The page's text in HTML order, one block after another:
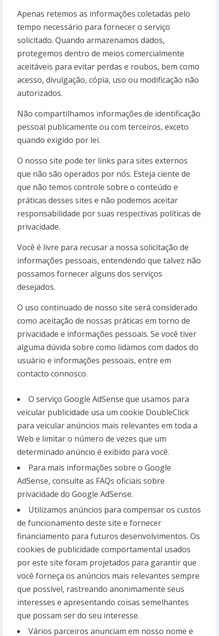
Apenas retemos as informações coletadas pelo
tempo necessário para fornecer o serviço
solicitado. Quando armazenamos dados,
protegemos dentro de meios comercialmente
aceitáveis para evitar perdas e roubos, bem como
acesso, divulgação, cópia, uso ou modificação não
autorizados.
Não compartilhamos informações de identificação
pessoal publicamente ou com terceiros, exceto
quando exigido por lei.
O nosso site pode ter links para sites externos
que não são operados por nós. Esteja ciente de
que não temos controle sobre o conteúdo e
práticas desses sites e não podemos aceitar
responsabilidade por suas respectivas políticas de
privacidade.
Você é livre para recusar a nossa solicitação de
informações pessoais, entendendo que talvez não
possamos fornecer alguns dos serviços
desejados.
O uso continuado de nosso site será considerado
como aceitação de nossas práticas em torno de
privacidade e informações pessoais. Se você tiver
alguma dúvida sobre como lidamos com dados do
usuário e informações pessoais, entre em
contacto connosco.
O serviço Google AdSense que usamos para
veicular publicidade usa um cookie DoubleClick
para veicular anúncios mais relevantes em toda a
Web e limitar o número de vezes que um
determinado anúncio é exibido para você.
Para mais informações sobre o Google
AdSense, consulte as FAQs oficiais sobre
privacidade do Google AdSense.
Utilizamos anúncios para compensar os custos
de funcionamento deste site e fornecer
financiamento para futuros desenvolvimentos. Os
cookies de publicidade comportamental usados
por este site foram projetados para garantir que
você forneça os anúncios mais relevantes sempre
que possível, rastreando anonimamente seus
interesses e apresentando coisas semelhantes
que possam ser do seu interesse.
Vários parceiros anunciam em nosso nome e